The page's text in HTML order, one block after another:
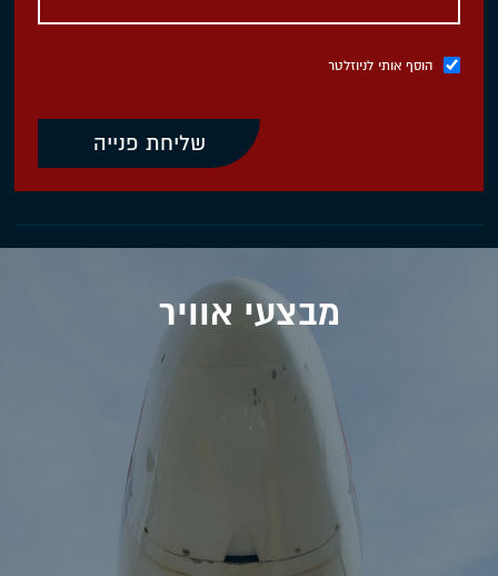
הוסף אותי לניוזלטר
מבצעי אוויר